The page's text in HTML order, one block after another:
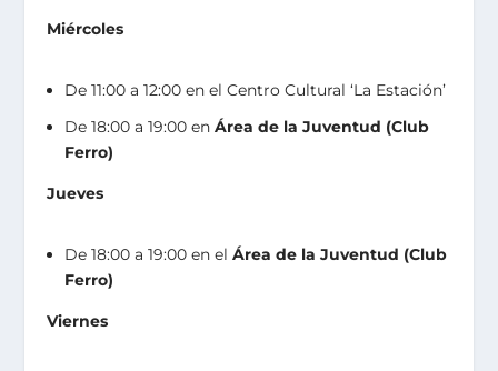
Miércoles
De 11:00 a 12:00 en el Centro Cultural ‘La Estación’
De 18:00 a 19:00 enÁrea de la Juventud (Club
Ferro)
Jueves
De 18:00 a 19:00 en elÁrea de la Juventud (Club
Ferro)
Viernes